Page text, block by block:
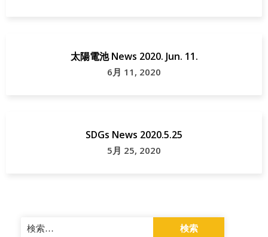
太陽電池 News 2020. Jun. 11.
6月 11, 2020
SDGs News 2020.5.25
5月 25, 2020
検